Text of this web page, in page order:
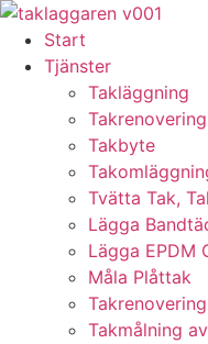
Skip
content
Start
Tjänster
Takläggning
Takrenovering
Takbyte
Tvätta Tak,
Lägga
Lägga EPDM
Måla Plåttak
Takmålning